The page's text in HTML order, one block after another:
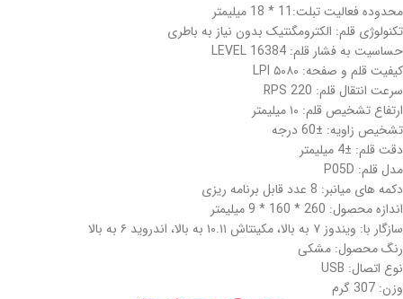
محدوده فعالیت تبلت:11 * 18 میلیمتر
تکنولوژی قلم: الکترومگنتیک بدون نیاز به باطری
حساسیت به فشار قلم: 16384 LEVEL
کیفیت قلم و صفحه: ۵۰۸۰ LPI
سرعت انتقال قلم: 220 RPS
ارتفاع تشخیص قلم: ۱۰ میلیمتر
تشخیص زاویه: ±60 درجه
دقت قلم: ±4 میلیمتر
مدل قلم: P05D
دکمه های میانبر: 8 عدد قابل برنامه ریزی
اندازه محصول: 260 * 160 * 9 میلیمتر
سازگار با: ویندوز ۷ به بالا، مکینتاش ۱۰.۱۱ به بالا، اندروید ۶ به بالا
رنگ محصول: مشکی
نوع اتصال: USB
وزن: 307 گرم